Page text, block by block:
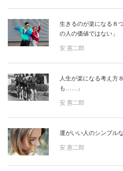
生きるのが楽になる８
の人の価値ではない」
安 憲二郎
人生が楽になる考え方
も……」
安 憲二郎
運がいい人のシンプル
安 憲二郎